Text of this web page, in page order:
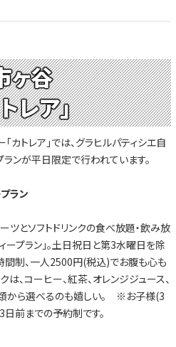
ヶ谷
レア」
カトレア」では、グラヒルパティシエ自
ンが平日限定で行われています。
ラン
とソフトドリンクの食べ放題・飲み放
ープラン」。土日祝日と第3水曜日を除
制、一人2500円(税込)でお腹も心も
、コーヒー、紅茶、オレンジジュース、
から選べるのも嬉しい。 ※お子様(3
前までの予約制です。